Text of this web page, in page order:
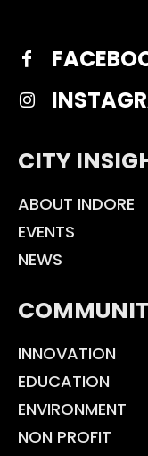
CITY
ABOUT INDORE
EVENTS
NEWS
INNOVATION
EDUCATION
ENVIRONMENT
NON PROFIT